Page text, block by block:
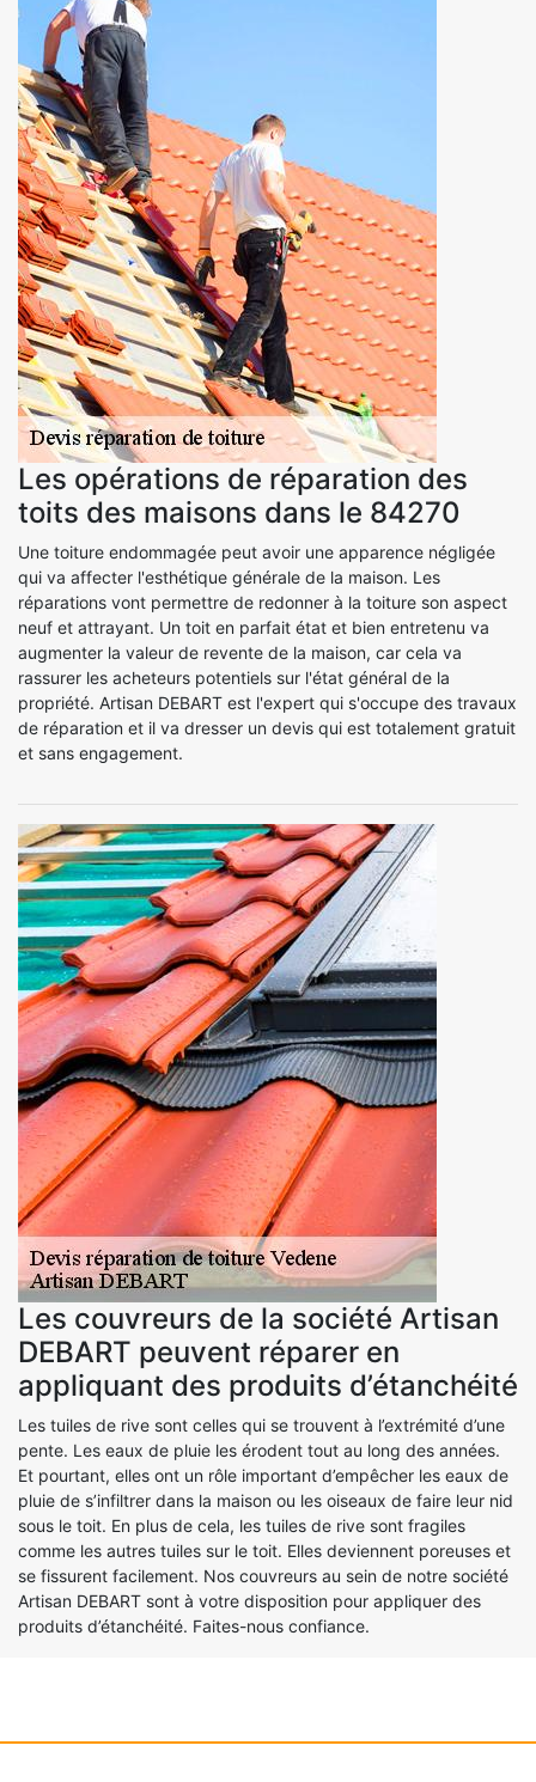
Les opérations de réparation des
toits des maisons dans le 84270
Une toiture endommagée peut avoir une apparence négligée
qui va affecter l'esthétique générale de la maison. Les
réparations vont permettre de redonner à la toiture son aspect
neuf et attrayant. Un toit en parfait état et bien entretenu va
augmenter la valeur de revente de la maison, car cela va
rassurer les acheteurs potentiels sur l'état général de la
propriété. Artisan DEBART est l'expert qui s'occupe des travaux
de réparation et il va dresser un devis qui est totalement gratuit
et sans engagement.
Les couvreurs de la société Artisan
DEBART peuvent réparer en
appliquant des produits d’étanchéité
Les tuiles de rive sont celles qui se trouvent à l’extrémité d’une
pente. Les eaux de pluie les érodent tout au long des années.
Et pourtant, elles ont un rôle important d’empêcher les eaux de
pluie de s’infiltrer dans la maison ou les oiseaux de faire leur nid
sous le toit. En plus de cela, les tuiles de rive sont fragiles
comme les autres tuiles sur le toit. Elles deviennent poreuses et
se fissurent facilement. Nos couvreurs au sein de notre société
Artisan DEBART sont à votre disposition pour appliquer des
produits d’étanchéité. Faites-nous confiance.